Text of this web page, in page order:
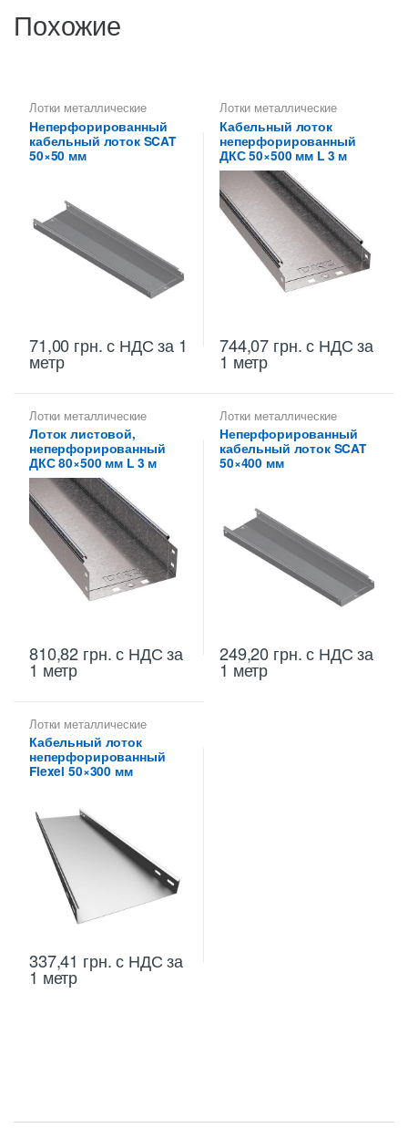
Похожие
Лотки металлические
высотой 50 мм
Неперфорированные лотки
высотой 50 мм
Неперфорированный
кабельный лоток SCAT
50×50 мм
71,00 грн.с НДС за 1
метр
Лотки металлические
высотой 50 мм
неперфорированные ДКС
Металлические огнеупорные
лотки,Неперфорированные
лотки высотой 50 мм
Кабельный лоток
неперфорированный
ДКС 50×500 мм L 3 м
744,07 грн.с НДС за
1 метр
Лотки металлические
высотой 80 мм Лотки
неперфорированные ДКС
Металлические огнеупорные
лотки,Неперфорированные
лотки высотой 80 мм
Лоток листовой,
неперфорированный
ДКС 80×500 мм L 3 м
810,82 грн.с НДС за
1 метр
Лотки металлические
высотой 50 мм
Неперфорированные лотки
высотой 50 мм
Неперфорированный
кабельный лоток SCAT
50×400 мм
249,20 грн.с НДС за
1 метр
Лотки металлические
высотой 50 мм
Неперфорированные лотки
высотой 50 мм
Кабельный лоток
неперфорированный
Flexel 50×300 мм
337,41 грн.с НДС за
1 метр